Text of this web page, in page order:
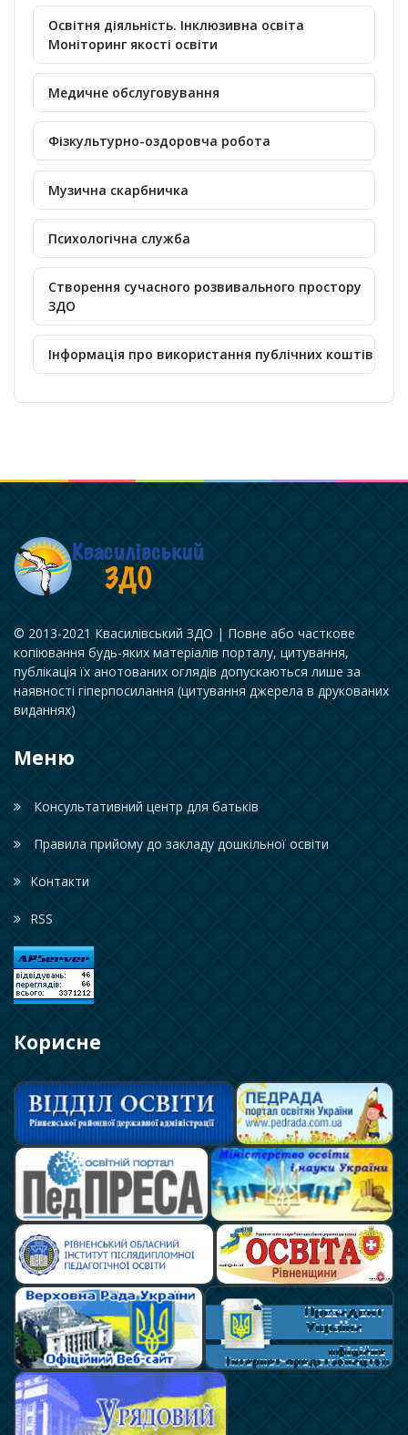
Освітня діяльність. Інклюзивна освіта
Моніторинг якості освіти
Медичне обслуговування
Фізкультурно-оздоровча робота
Музична скарбничка
Психологічна служба
Створення сучасного розвивального простору
ЗДО
Інформація про використання публічних коштів
© 2013-2021 Квасилівський ЗДО | Повне або часткове
копіювання будь-яких матеріалів порталу, цитування,
публікація їх анотованих оглядів допускаються лише за
наявності гіперпосилання (цитування джерела в друкованих
виданнях)
Меню
Консультативний центр для батьків
Правила прийому до закладу дошкільної освіти
Контакти
RSS
Корисне